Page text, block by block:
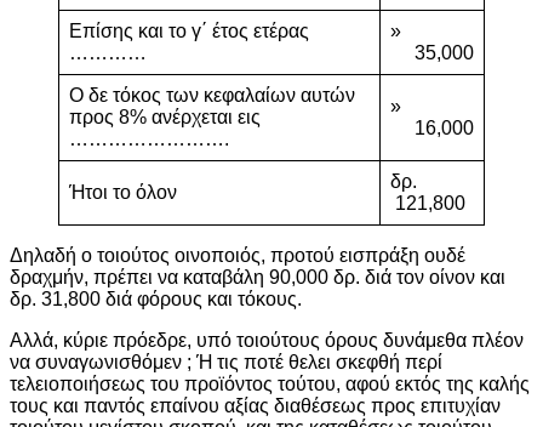
Επίσης και το γ΄ έτος ετέρας
…………
»
35,000
Ο δε τόκος των κεφαλαίων αυτών
προς 8% ανέρχεται εις
…………………….
»
16,000
Ήτοι το όλον
δρ.
121,800
Δηλαδή ο τοιούτος οινοποιός, προτού εισπράξη ουδέ
δραχμήν, πρέπει να καταβάλη 90,000 δρ. διά τον οίνον και
δρ. 31,800 διά φόρους και τόκους.
Αλλά, κύριε πρόεδρε, υπό τοιούτους όρους δυνάμεθα πλέον
να συναγωνισθόμεν ; Ή τις ποτέ θελει σκεφθή περί
τελειοποιήσεως του προϊόντος τούτου, αφού εκτός της καλής
τους και παντός επαίνου αξίας διαθέσεως προς επιτυχίαν